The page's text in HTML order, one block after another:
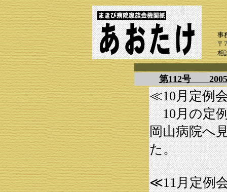
事
〒
相
第112号 2005
≪10月定例
10月の定例
岡山病院へ
た。
≪11月定例